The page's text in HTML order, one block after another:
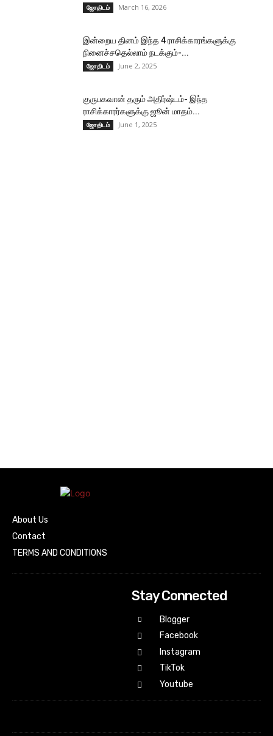
ஜோதிடம் March 16, 2026
இன்றைய தினம் இந்த 4 ராசிக்காரங்களுக்கு
நினைச்சதெல்லாம் நடக்கும்-...
ஜோதிடம் June 2, 2025
குருபகவான் தரும் அதிர்ஷ்டம்- இந்த
ராசிக்காரர்களுக்கு ஜூன் மாதம்...
ஜோதிடம் June 1, 2025
About Us
Contact
TERMS AND CONDITIONS
Stay Connected
Blogger
Facebook
Instagram
TikTok
Youtube